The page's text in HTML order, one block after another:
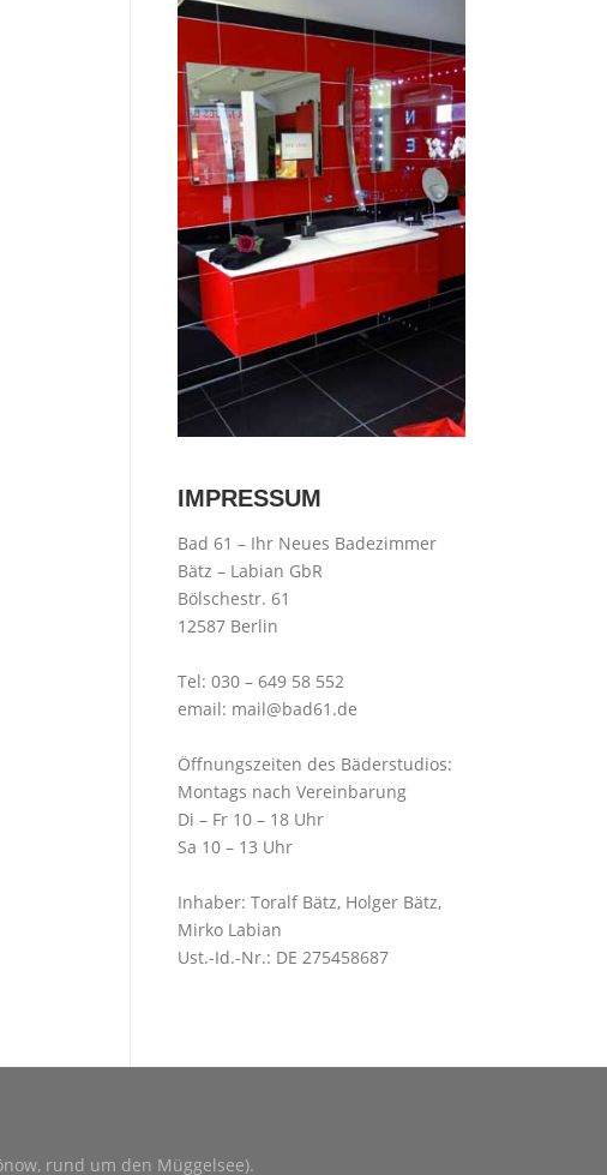
IMPRESSUM
Bad 61 – Ihr Neues Badezimmer
Bätz – Labian GbR
Bölschestr. 61
12587 Berlin
Tel: 030 – 649 58 552
email: mail@bad61.de
Öffnungszeiten des Bäderstudios:
Montags nach Vereinbarung
Di – Fr 10 – 18 Uhr
Sa 10 – 13 Uhr
Inhaber: Toralf Bätz, Holger Bätz,
Mirko Labian
Ust.-Id.-Nr.: DE 275458687
rund um den Müggelsee).